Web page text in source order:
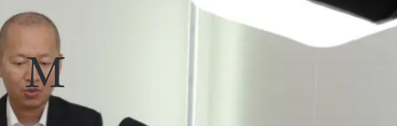
群馬県高崎市のデザイン・Web制作・映像制作・ブ